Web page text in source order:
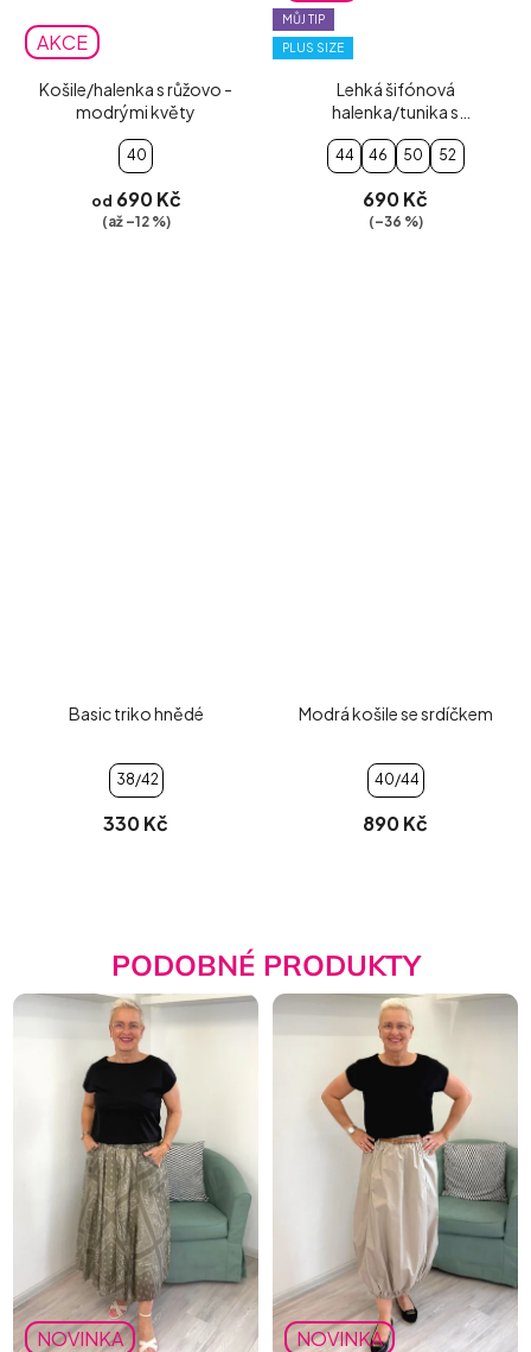
AKCE
Košile/halenka s růžovo -
modrými květy
40
od 690 Kč
(až –12 %)
MŮJ TIP
PLUS SIZE
Lehká šifónová
halenka/tunika s
44 46 50 52
690 Kč
(–36 %)
Basic triko hnědé
38/42
330 Kč
Modrá košile se srdíčkem
40/44
890 Kč
PODOBNÉ PRODUKTY
NOVINKA NOVINKA